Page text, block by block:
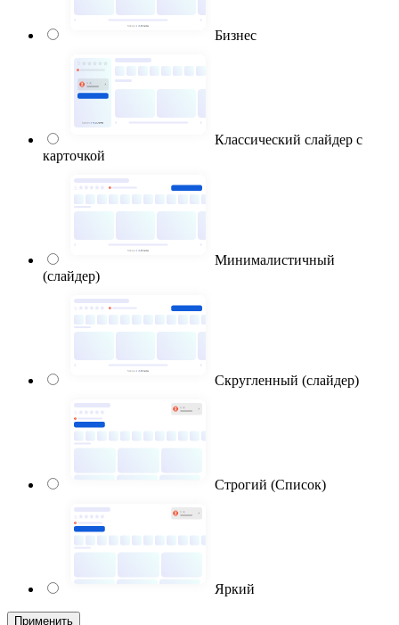
Бизнес
Классический слайдер с
карточкой
Минималистичный
(слайдер)
Скругленный (слайдер)
Строгий (Список)
Яркий
Применить